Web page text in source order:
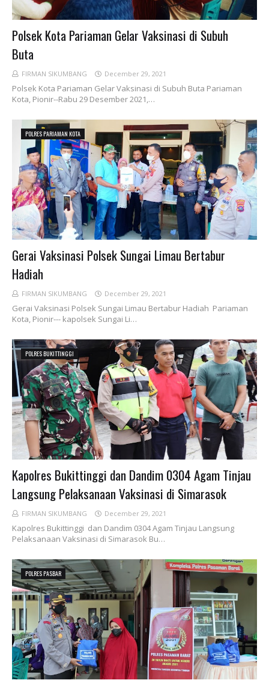
Polsek Kota Pariaman Gelar Vaksinasi di Subuh
Buta
FIRMAN SIKUMBANG December 29, 2021
Polsek Kota Pariaman Gelar Vaksinasi di Subuh Buta Pariaman
Kota, Pionir--Rabu 29 Desember 2021,…
POLRES PARIAMAN KOTA
Gerai Vaksinasi Polsek Sungai Limau Bertabur
Hadiah
FIRMAN SIKUMBANG December 29, 2021
Gerai Vaksinasi Polsek Sungai Limau Bertabur Hadiah Pariaman
Kota, Pionir--- kapolsek Sungai Li…
POLRES BUKITTINGGI
Kapolres Bukittinggi dan Dandim 0304 Agam Tinjau
Langsung Pelaksanaan Vaksinasi di Simarasok
FIRMAN SIKUMBANG December 29, 2021
Kapolres Bukittinggi dan Dandim 0304 Agam Tinjau Langsung
Pelaksanaan Vaksinasi di Simarasok Bu…
POLRES PASBAR